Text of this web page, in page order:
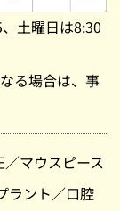
土曜日は8:30
る場合は、事
／マウスピース
ラント／口腔